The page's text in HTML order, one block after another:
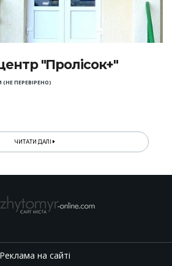
"Пролісок+"
(НЕ ПЕРЕВІРЕНО)
ЧИТАТИ ДАЛІ
Реклама на сайті